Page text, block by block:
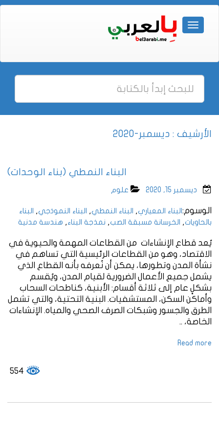
الأرشيف : ديسمبر-2020
البناء النمطي (بناء الوحدات)
ديسمبر 15, 2020 علوم
الوسوم: البناء المعياري, البناء النمطي, البناء النموذجي,
البناء
بالحاويات, الخرسانة مسبقة الصب, نمذجة البناء, هندسة مدنية
يُعد قطاع الإنشاءات من القطاعات المهمة والحيوية في
الاقتصاد، وهو من القطاعات الرئيسية التي تساهم في
نشأة المدن وتطورها، يمكن أن نُعرفه بأنه القطاع الذي
يشمل جميع الأعمال الضرورية لقيام المدن، ويُقسم
بشكلٍ عام إلى ثلاثة أقسام: الأبنية، كناطحات السحاب
وأماكن السكن، المستشفيات. البنية التحتية، والتي تشمل
الطرق والجسور وشبكات الصرف الصحي والمياه. الإنشاءات
الخاصة، ..
Read more